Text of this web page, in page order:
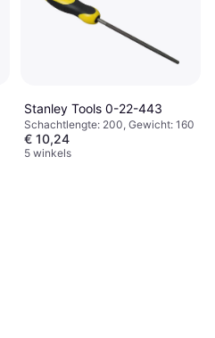
Stanley Tools 0-22-443
Schachtlengte: 200, Gewicht: 160
€ 10,24
5 winkels